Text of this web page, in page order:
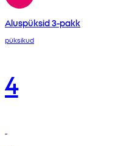
Aluspüksid 3-pakk
püksikud
4